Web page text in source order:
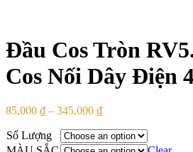
Đầu Cos Tròn
Cos Nối Dây Điện
85,000 ₫ – 345,000 ₫
Số Lượng